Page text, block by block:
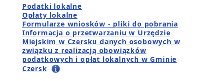
Podatki lokalne
Opłaty lokalne
Formularze wniosków - pliki do pobrania
Informacja o przetwarzaniu w Urzędzie
Miejskim w Czersku danych osobowych w
związku z realizacją obowiązków
podatkowych i opłat lokalnych w Gminie
Czersk